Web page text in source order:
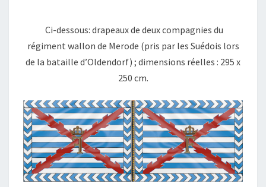
Ci-dessous: drapeaux de deux compagnies du
régiment wallon de Merode (pris par les Suédois lors
de la bataille d’Oldendorf) ; dimensions réelles : 295 x
250 cm.